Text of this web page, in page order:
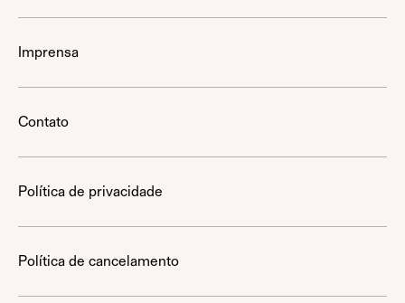
Imprensa
Contato
Política de privacidade
Política de cancelamento